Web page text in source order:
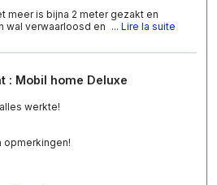
meer is bijna 2 meter gezakt en
wal verwaarloosd en ... Lire la suite
: Mobil home Deluxe
werkte!
opmerkingen!